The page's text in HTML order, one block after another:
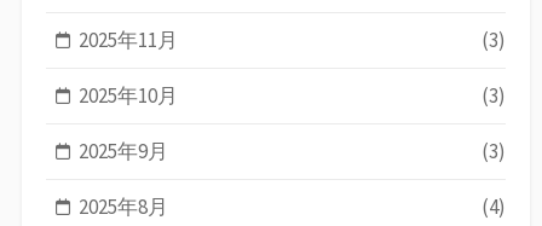
2025年11月 (3)
2025年10月 (3)
2025年9月 (3)
2025年8月 (4)